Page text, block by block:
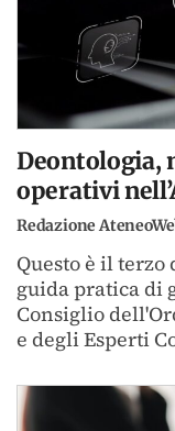
Deontologia,
operativi
Redazione
Questo è il
guida pratica di
Consiglio
e degli Esperti